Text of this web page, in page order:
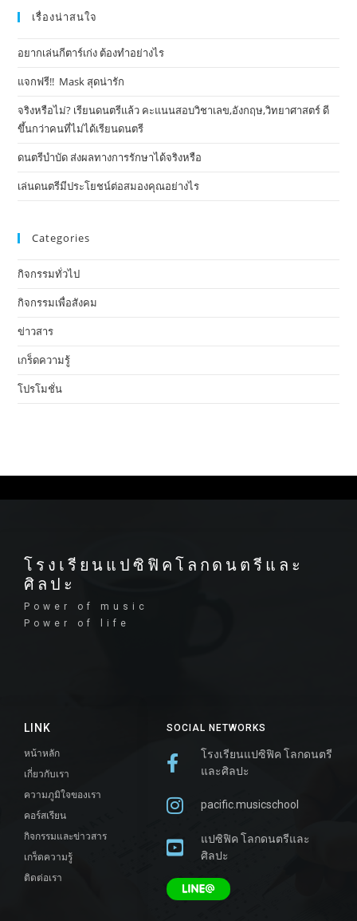
เรื่องน่าสนใจ
อยากเล่นกีตาร์เก่ง ต้องทำอย่างไร
แจกฟรี!! Mask​ สุดน่ารัก
จริงหรือไม่? เรียนดนตรีแล้ว คะแนนสอบวิชาเลข,อังกฤษ,วิทยาศาสตร์ ดี
ขึ้นกว่าคนที่ไม่ได้เรียนดนตรี
ดนตรีบำบัด ส่งผลทางการรักษาได้จริงหรือ
เล่นดนตรีมีประโยชน์ต่อสมองคุณอย่างไร
Categories
กิจกรรมทั่วไป
กิจกรรมเพื่อสังคม
ข่าวสาร
เกร็ดความรู้
โปรโมชั่น
SOCIAL NETWORKS
โรงเรียนแปซิฟิค โลกดนตรี
และศิลปะ
pacific.musicschool
แปซิฟิค โลกดนตรีและ
ศิลปะ
LINK
หน้าหลัก
เกี่ยวกับเรา
ความภูมิใจของเรา
คอร์สเรียน
กิจกรรมและข่าวสาร
เกร็ดความรู้
ติดต่อเรา
โรงเรียนแปซิฟิคโลกดนตรีและ
ศิลปะ
Power of music
Power of life